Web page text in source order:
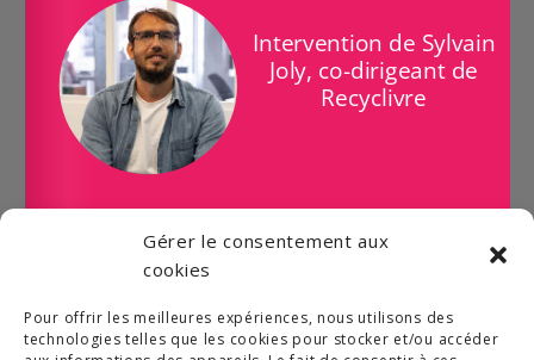
Gérer le consentement aux
cookies
Pour offrir les meilleures expériences, nous utilisons des
technologies telles que les cookies pour stocker et/ou accéder
1/1